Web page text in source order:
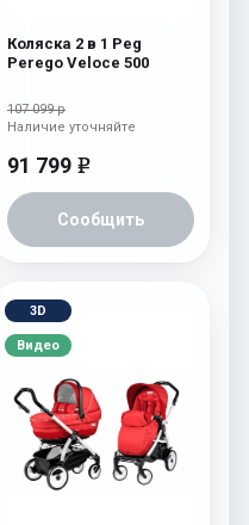
Коляска 2 в 1 Peg
Perego Veloce 500
107 099 р
91 799 e
Сообщить
Наличие уточняйте
3D
Видео